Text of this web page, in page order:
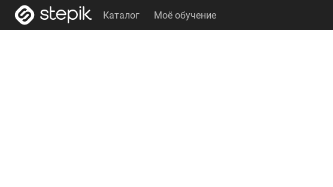
Каталог Моё обучение